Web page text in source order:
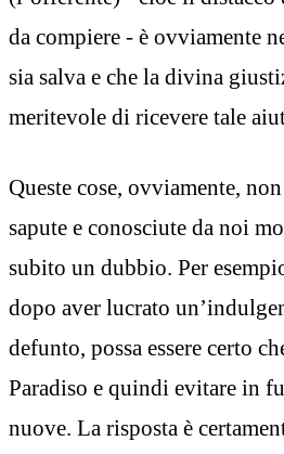
da compiere - è ovviamente
sia salva e che la divina
meritevole di ricevere tale
Queste cose, ovviamente,
sapute e conosciute da noi
subito un dubbio. Per
dopo aver lucrato
defunto, possa essere certo
Paradiso e quindi evitare in
nuove. La risposta è